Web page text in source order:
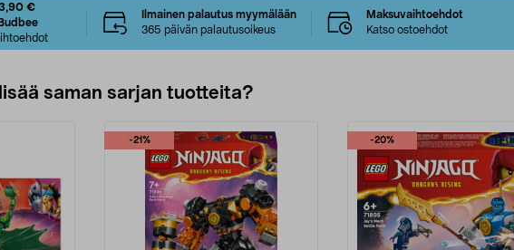
3,90 €
Ilmainen palautus myymälään
365 päivän palautusoikeus
Maksuvaihtoehdot
Katso ostoehdot
saman sarjan tuotteita?
-21% -20%